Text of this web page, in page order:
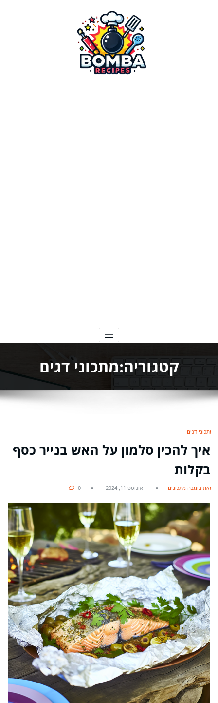
קטגוריה:מתכוני דגים
מתכוני דגים
איך להכין סלמון על האש בנייר כסף
בקלות
מאת בומבה מתכונים אוגוסט 11, 2024 0